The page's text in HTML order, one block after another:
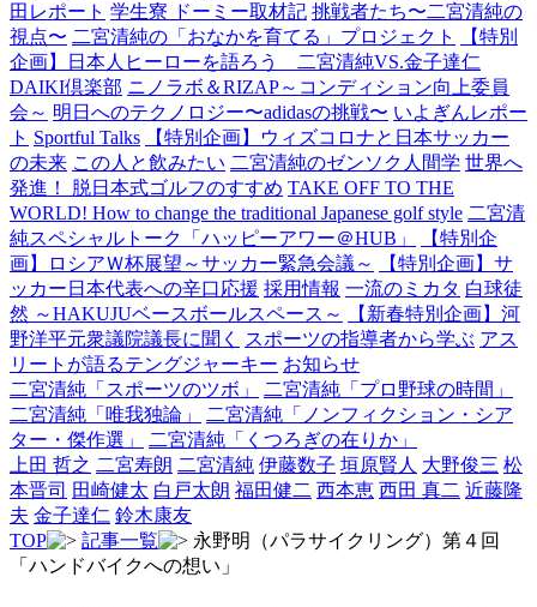
田レポート 学生寮 ドーミー取材記 挑戦者たち〜二宮清純の
視点〜 二宮清純の「おなかを育てる」プロジェクト
【特別
企画】日本人ヒーローを語ろう 二宮清純VS.金子達仁
DAIKI倶楽部 ニノラボ＆RIZAP～コンディション向上委員
会～ 明日へのテクノロジー〜adidasの挑戦〜 いよぎんレポー
ト Sportful Talks
【特別企画】ウィズコロナと日本サッカー
の未来 この人と飲みたい 二宮清純のゼンソク人間学 世界へ
発進！ 脱日本式ゴルフのすすめ TAKE OFF TO THE
WORLD! How to change the traditional Japanese golf style 二宮清
純スペシャルトーク「ハッピーアワー＠HUB」
【特別企
画】ロシアＷ杯展望～サッカー緊急会議～
【特別企画】サ
ッカー日本代表への辛口応援 採用情報 一流のミカタ 白球徒
然 ～HAKUJUベースボールスペース～
【新春特別企画】河
野洋平元衆議院議長に聞く
スポーツの指導者から学ぶ アス
リートが語るテングジャーキー お知らせ
二宮清純「スポーツのツボ」
二宮清純「プロ野球の時間」
二宮清純「唯我独論」
二宮清純「ノンフィクション・シア
ター・傑作選」
二宮清純「くつろぎの在りか」
上田 哲之 二宮寿朗 二宮清純 伊藤数子 垣原賢人 大野俊三 松
本晋司 田崎健太 白戸太朗 福田健二 西本恵 西田 真二 近藤隆
夫 金子達仁 鈴木康友
TOP
記事一覧
永野明（パラサイクリング）第４回
「ハンドバイクへの想い」